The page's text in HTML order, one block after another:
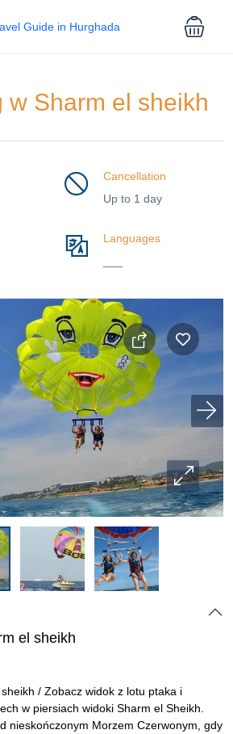
w Sharm el sheikh
Cancellation
Up to 1 day
Languages
el sheikh
/ Zobacz widok z lotu ptaka i
w piersiach widoki Sharm el Sheikh.
nieskończonym Morzem Czerwonym, gdy